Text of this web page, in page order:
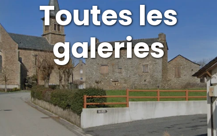
Toutes les
galeries